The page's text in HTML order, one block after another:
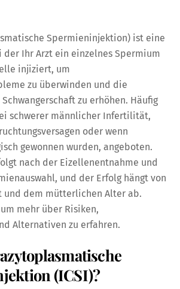
Spermieninjektion) ist eine
Ihr Arzt ein einzelnes Spermium
injiziert, um
zu überwinden und die
zu erhöhen. Häufig
schwerer männlicher Infertilität,
oder wenn
gewonnen wurden, angeboten.
nach der Eizellenentnahme und
und der Erfolg hängt von
dem mütterlichen Alter ab.
mehr über Risiken,
Alternativen zu erfahren.
(ICSI)?